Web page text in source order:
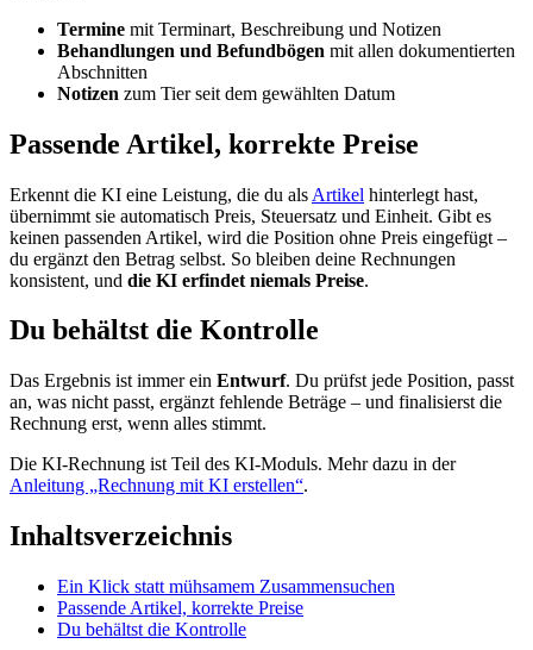
Termine mit Terminart, Beschreibung und Notizen
Behandlungen und Befundbögen mit allen dokumentierten
Abschnitten
Notizen zum Tier seit dem gewählten Datum
Passende Artikel, korrekte Preise
Erkennt die KI eine Leistung, die du als Artikel hinterlegt hast,
übernimmt sie automatisch Preis, Steuersatz und Einheit. Gibt es
keinen passenden Artikel, wird die Position ohne Preis eingefügt –
du ergänzt den Betrag selbst. So bleiben deine Rechnungen
konsistent, und die KI erfindet niemals Preise.
Du behältst die Kontrolle
Das Ergebnis ist immer ein Entwurf. Du prüfst jede Position, passt
an, was nicht passt, ergänzt fehlende Beträge – und finalisierst die
Rechnung erst, wenn alles stimmt.
Die KI-Rechnung ist Teil des KI-Moduls. Mehr dazu in der
Anleitung „Rechnung mit KI erstellen“.
Inhaltsverzeichnis
Ein Klick statt mühsamem Zusammensuchen
Passende Artikel, korrekte Preise
Du behältst die Kontrolle